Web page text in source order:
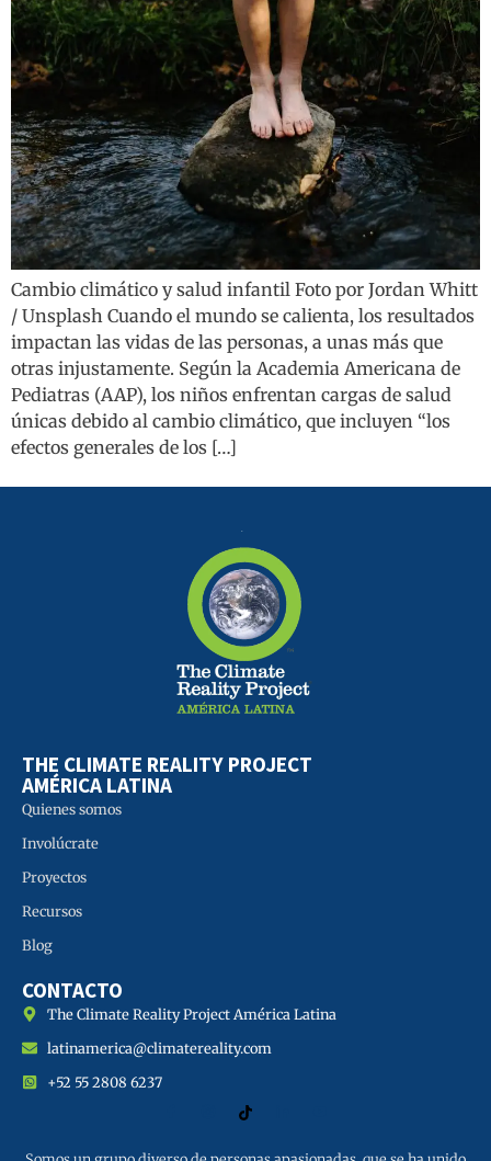
Cambio climático y salud infantil Foto por Jordan Whitt
/ Unsplash Cuando el mundo se calienta, los resultados
impactan las vidas de las personas, a unas más que
otras injustamente. Según la Academia Americana de
Pediatras (AAP), los niños enfrentan cargas de salud
únicas debido al cambio climático, que incluyen “los
efectos generales de los […]
THE CLIMATE REALITY PROJECT
AMÉRICA LATINA
Quienes somos
Involúcrate
Proyectos
Recursos
Blog
CONTACTO
The Climate Reality Project América Latina
latinamerica@climatereality.com
+52 55 2808 6237